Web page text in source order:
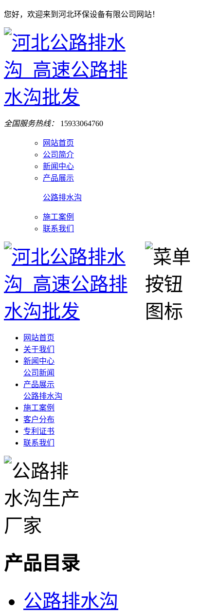
您好，欢迎来到河北环保设备有限公司网站！
全国服务热线： 15933064760
网站首页
公司简介
新闻中心
产品展示
公路排水沟
施工案例
联系我们
网站首页
关于我们
新闻中心
公司新闻
产品展示
公路排水沟
施工案例
客户分布
专利证书
联系我们
产品目录
公路排水沟